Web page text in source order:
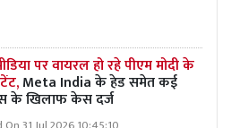
पर वायरल हो रहे पीएम मोदी के
Meta India के हेड समेत कई
के खिलाफ केस दर्ज